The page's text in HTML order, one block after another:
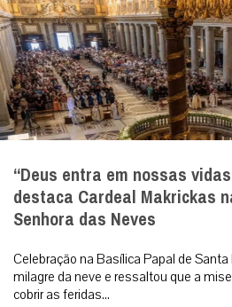
“Deus entra em nossas
destaca Cardeal Makrickas
Senhora das Neves
Celebração na Basílica Papal de
milagre da neve e ressaltou que a
cobrir as feridas...